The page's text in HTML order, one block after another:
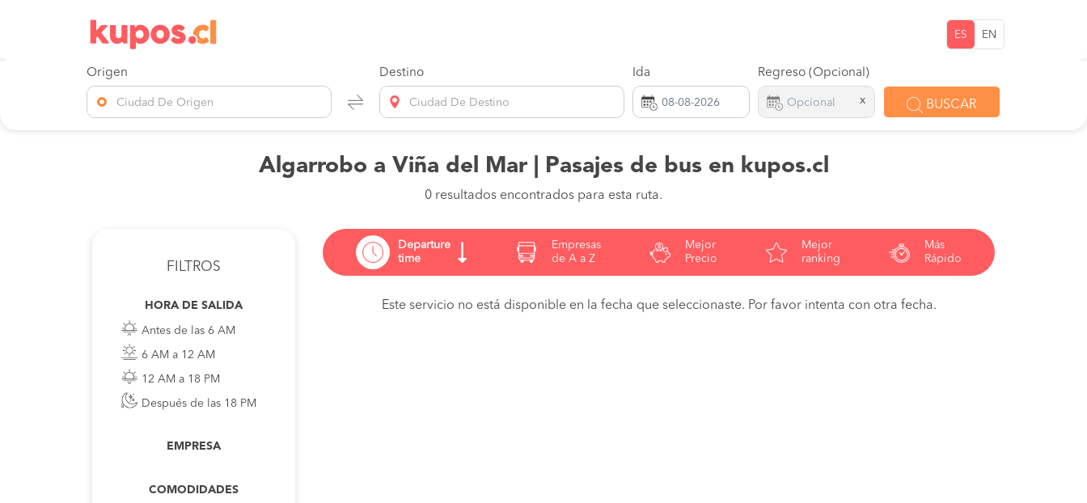
ES EN
Origen
Ciudad De Origen
Destino
Ciudad De Destino
Ida Regreso (Opcional)
x BUSCAR
Algarrobo a Viña del Mar | Pasajes de bus en kupos.cl
0 resultados encontrados para esta ruta.
FILTROS
HORA DE SALIDA
Antes de las 6 AM
6 AM a 12 AM
12 AM a 18 PM
Después de las 18 PM
EMPRESA
COMODIDADES
Departure
time
Empresas
de A a Z
Mejor
Precio
Mejor
ranking
Más
Rápido
Este servicio no está disponible en la fecha que seleccionaste. Por favor intenta con otra fecha.